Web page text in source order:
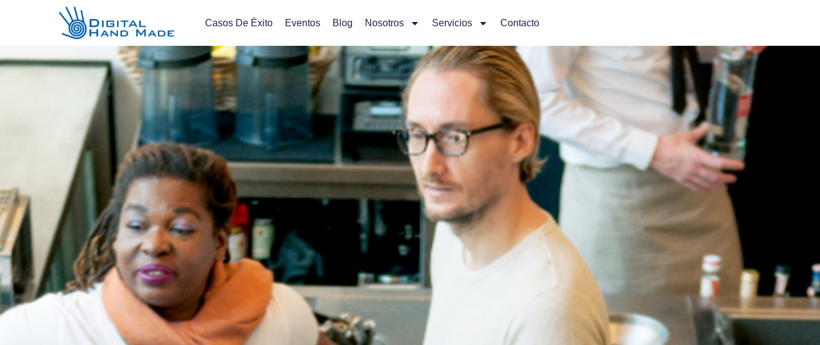
Casos De Éxito Eventos Blog Nosotros Servicios Contacto